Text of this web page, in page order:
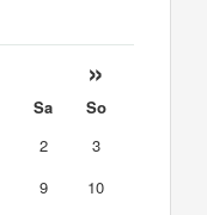
»
Sa
So
2
3
9
10